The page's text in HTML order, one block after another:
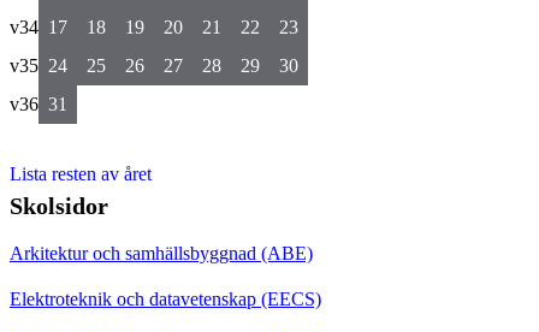
v34 17 18 19 20 21 22
23
v35 24 25 26 27 28 29
30
v36 31
Lista resten av året
Skolsidor
Arkitektur och samhällsbyggnad (ABE)
Elektroteknik och datavetenskap (EECS)